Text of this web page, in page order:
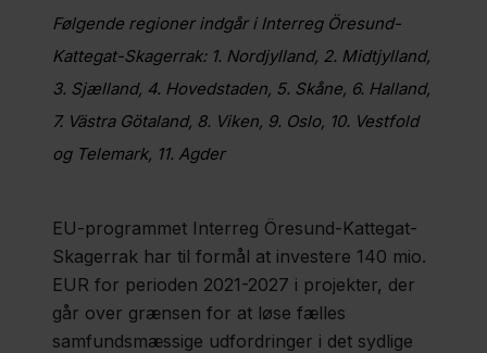
Interreg
North
Sea
Interreg
Fagfolk
Nyheder
Følgende regioner indgår i Interreg Öresund-
Kattegat-Skagerrak: 1. Nordjylland, 2. Midtjylland,
3. Sjælland, 4. Hovedstaden, 5. Skåne, 6. Halland,
7. Västra Götaland, 8. Viken, 9. Oslo, 10. Vestfold
og Telemark, 11. Agder
EU-programmet Interreg Öresund-Kattegat-
Skagerrak har til formål at investere 140 mio.
EUR for perioden 2021-2027 i projekter, der
går over grænsen for at løse fælles
samfundsmæssige udfordringer i det sydlige